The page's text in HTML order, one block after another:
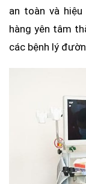
an toàn và
hàng yên tâm
các bệnh lý